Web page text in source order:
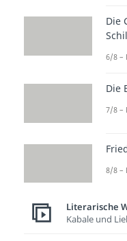
Die
6/8 –
Die
7/8 –
8/8 –
Literarische
Kabale und